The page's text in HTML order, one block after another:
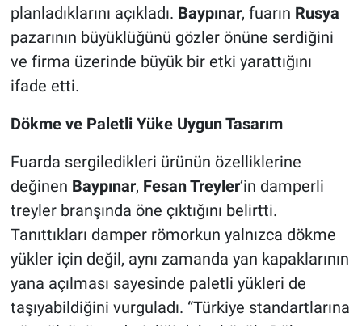
planladıklarını açıkladı. Baypınar, fuarın Rusya
pazarının büyüklüğünü gözler önüne serdiğini
ve firma üzerinde büyük bir etki yarattığını
ifade etti.
Dökme ve Paletli Yüke Uygun Tasarım
Fuarda sergiledikleri ürünün özelliklerine
değinen Baypınar, Fesan Treyler’in damperli
treyler branşında öne çıktığını belirtti.
Tanıttıkları damper römorkun yalnızca dökme
yükler için değil, aynı zamanda yan kapaklarının
yana açılması sayesinde paletli yükleri de
taşıyabildiğini vurguladı. “Türkiye standartlarına